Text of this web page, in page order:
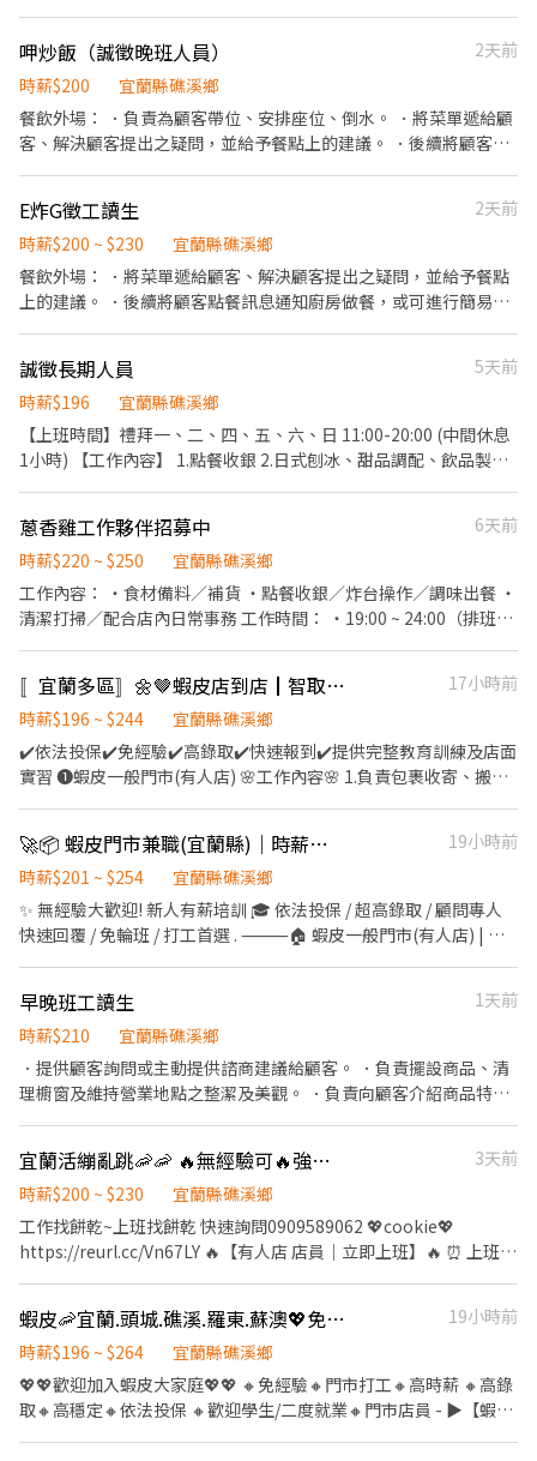
呷炒飯（誠徵晚班人員）
2天前
時薪$200
宜蘭縣礁溪鄉
餐飲外場： ．負責為顧客帶位、安排座位、倒水。 ．將菜單遞給顧
客、解決顧客提出之疑問，並給予餐點上的建議。 ．後續將顧客點
負責結帳、收銀等工作。 ．負責清理工作環境、設備和餐具。 ．打
包外帶服務。
E炸G徵工讀生
2天前
時薪$200 ~ $230
宜蘭縣礁溪鄉
餐飲外場： ．將菜單遞給顧客、解決顧客提出之疑問，並給予餐點
上的建議。 ．後續將顧客點餐訊息通知廚房做餐，或可進行簡易餐
任店長的助手，處理烹飪前與烹飪中之準備工作與其他餐廳相關事
務。 ．負責洗、剝、削、切各種食材。 ．負責清理工作環境、設備
和餐具。 ．準備不同餐點所需要的食材。 ．協助測量食材的容量與
重量。 ．負責擺盤、打包外帶服務。
誠徵長期人員
5天前
時薪$196
宜蘭縣礁溪鄉
【上班時間】禮拜一、二、四、五、六、日 11:00-20:00 (中間休息
1小時) 【工作內容】 1.點餐收銀 2.日式刨冰、甜品調配、飲品製
無經驗者請懷抱不怕忙碌的步調及心態再行應徵，在這裡我們一視
同仁，無內外場之分(也不大)，互相幫忙把事情做到好，有遇到問題
我們一起解決，不需要害怕犯錯 每年調整薪資 ※上班著便服即可 ※
含【勞健保】、【勞退6%】 ※依勞基法休假【包括特休制度】
蔥香雞工作夥伴招募中
6天前
時薪$220 ~ $250
宜蘭縣礁溪鄉
工作內容： ・食材備料／補貨 ・點餐收銀／炸台操作／調味出餐 ・
清潔打掃／配合店內日常事務 工作時間： ・19:00 ~ 24:00（排班穩
$220 ～ $250（依能力與表現調整） 條件需件 • 有餐飲服務經驗者
佳，無經驗可培訓 • 具責任感，肯學肯做事 • 長期配合優先錄取
📩 所有求職者以及中高齡、二度就業都歡迎投遞履歷~ 意者請私訊 /
投遞履歷，並附上可排班時間。
〚宜蘭多區〛🌼🤎蝦皮店到店┃智取店門市🥈免經驗🫧火速報到🔥
17小時前
時薪$196 ~ $244
宜蘭縣礁溪鄉
✔️依法投保✔️免經驗✔️高錄取✔️快速報到✔️提供完整教育訓練及店面
實習 ❶蝦皮一般門市(有人店) 🌸工作內容🌸 1.負責包裹收寄、搬
市營運、維護 【提供完整教育訓練及店面實習】 ❗❗⚠兼職為早晚固
定班(免輪班)⚠❗❗ ▸早班時段：10:30-17:30 ▸晚班時段：16:15-
22:45、18:45-22:45（一週至少2天要能16:15起班） ▸時薪$196-
206元 ▸月排休制：一周至少排班4天，假日一定要可配合排班 🌸上
班地點🌸 宜蘭五結店▸宜蘭縣五結鄉五結路二段 冬山香和店▸宜蘭縣
蘭縣宜蘭市民族路 宜蘭校舍店▸宜蘭縣宜蘭市校舍一路 宜蘭泰山店▸
宜蘭縣宜蘭市泰山路 頭城纘祥店▸宜蘭縣頭城鎮纘祥路 礁溪信義店▸
宜蘭縣礁溪鄉信義路34巷 ‐‐‐‐‐‐‐‐‐‐‐‐‐‐‐‐‐‐
‐‐‐‐‐‐‐‐‐‐‐‐‐‐‐‐‐‐‐‐‐‐‐‐‐‐‐‐‐
❷蝦皮智取門市⚠️需有機車⚠️ 🌸工作內容🌸 1. 包裹收寄、搬運、盤
點、理貨、上架等 2. 維持門市作業區環境、清潔維護作業 3.須配合
調店、支援(一天跑點3-5家鄰近門市) 4. 須配合蝦皮店到店工作內容
實習】 🌸工作時間🌸(固定班別) 早班：07:00-12:00、07:30-
12:30、08:00-13:00、08:30-13:30 (可自選) 晚班：17:30-23:30、
18:30-22:30 (額滿)夜班：23:30-03:30 假日早班：07:00-12:00 / 假
日晚班：17:30-23:30 (禮拜六、禮拜日及國定假日都要可上班) 🌸薪
資待遇🌸 早班時薪$209-224元 晚班時薪津貼+20元▸時薪$229-244
元 🌸休假制度🌸 月排休制 (一周至少排班4天，假日一定要可配合排
班) 🌸上班地點🌸 三星國小 - 智取店▸宜蘭縣三星鄉三星路 宜蘭文昌
- 智取店▸宜蘭縣宜蘭市文昌路 宜蘭宜大 - 智取店▸宜蘭縣宜蘭市中路
二段 頭城開蘭 - 智取店▸宜蘭縣頭城鎮開蘭路 礁溪協天 - 智取店▸宜
🚀📦 蝦皮門市兼職(宜蘭縣)｜時薪最高$264/無經驗可/高錄取
19小時前
時薪$201 ~ $254
宜蘭縣礁溪鄉
✨ 無經驗大歡迎! 新人有薪培訓 🎓 依法投保 / 超高錄取 / 顧問專人
快速回覆 / 免輪班 / 打工首選 . ⸻🏠 蝦皮一般門市(有人店) | 免
與清潔維護作業 🤝 協助執行門市營運維護與彈性調店支援 🕒工作時
間: ▸ 早班 11:00-17:30 ▸ 晚班 18:45-22:45, 16:15-22:45 📌 排班說
明: 平日一週給班 3-5 天, 假日配合主管排班 💰薪資 (含津貼加給): ▸
早、晚班 $196-$216 . ⸻ 🛵 蝦皮智取店 | 自主度高・享津貼加
調整與支援有人店 🛵 鄰近門市調店支援 (早晚班 10 公里內, 夜班 16
公里內) 🕒工作時間: ▸ 早班: 07:00~08:30-13:30 (配合 2-5 小時依照
性排班) ▸ 夜班: 23:30-03:30 (配合 2-4 小時依照貨量彈性排班) ▸ 假
日班: 早班 07:00-12:00 / 晚班 17:30-23:30 (配合 2-5 小時依照貨量
彈性排班) 📌 排班說明: 平日一週給班 3-5 天, 假日配合主管排班 💰
薪資 (含津貼加給): ▸ 早班 $204-$224 ▸ 晚、夜班 $224-$264 ⸻
錯過就沒有了! . ⸻【應徵方式】⸻ ⚡ 搶手缺額隨時額滿, 手
刀點下方 "立即應徵", 顧問線上馬上回覆安排面試! 或搜尋官方帳號:
@922vyxod (一定要加 @ 喔) 加入後請按照格式留言, 專員第一時間
處理! 🚫 求職完全免收費 🤝 安心上工有保障
早晚班工讀生
1天前
時薪$210
宜蘭縣礁溪鄉
．提供顧客詢問或主動提供諮商建議給顧客。 ．負責擺設商品、清
理櫥窗及維持營業地點之整潔及美觀。 ．負責向顧客介紹商品特
束營業前，統計銷售情形、盤點貨品存量及撰寫當日業務報表。
宜蘭活繃亂跳🦐🦐 🔥無經驗可🔥強強徵才中🔥
3天前
時薪$200 ~ $230
宜蘭縣礁溪鄉
工作找餅乾~上班找餅乾 快速詢問0909589062 💖cookie💖
https://reurl.cc/Vn67LY 🔥【有人店 店員｜立即上班】🔥 ⏰ 上班時
支援佳（兼職可不調店） 📅 排班 ✔ 含假日 ✔ 週排 3–5 天 💰 薪資 時
薪 $196～230 ✨ 福利 ✔ 固定早／晚班（免輪班） ✔ 完整教育訓練
⸻ 🔥【智取店 店員｜免顧客服務】🔥 ⏰ 上班時段 早班 07:00–
13:30 晚班 17:30–23:30 18:30-23:30 夜班 23:30-03:30 （日排 2–5
蝦皮🦐宜蘭.頭城.礁溪.羅東.蘇澳💖免經驗｜高時薪｜高錄取｜自選門市｜包裹理貨員
19小時前
時薪$196 ~ $264
宜蘭縣礁溪鄉
💖💖歡迎加入蝦皮大家庭💖💖 🔸免經驗🔸門市打工🔸高時薪 🔸高錄
取🔸高穩定🔸依法投保 🔸歡迎學生/二度就業🔸門市店員 - ▶【蝦皮